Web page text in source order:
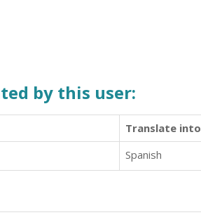
by this user:
Translate into
Spanish